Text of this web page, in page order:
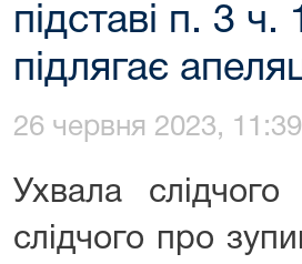
підставі п. 3
підлягає
26 червня 2023, 11:39
Ухвала
слідчого про